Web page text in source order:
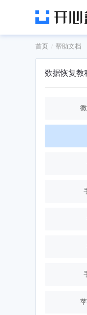
首页 帮助文档
数据恢复教